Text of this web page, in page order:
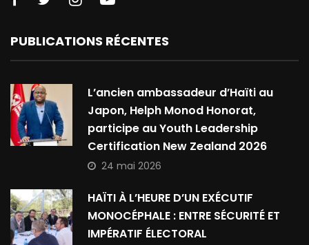
PUBLICATIONS RÉCENTES
L’ancien ambassadeur d’Haïti au
Japon, Helph Monod Honorat,
participe au Youth Leadership
Certification New Zealand 2026
24 mai 2026
HAÏTI À L’HEURE D’UN EXÉCUTIF
MONOCÉPHALE : ENTRE SÉCURITÉ ET
IMPÉRATIF ÉLECTORAL